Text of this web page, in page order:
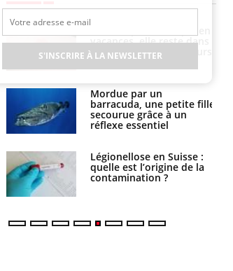
vacances, elle reste dans
le coma pendant 42 jours
Mordue par un
barracuda, une petite fille
secourue grâce à un
réflexe essentiel
Légionellose en Suisse :
quelle est l’origine de la
contamination ?
S'INSCRIRE À LA NEWSLETTER